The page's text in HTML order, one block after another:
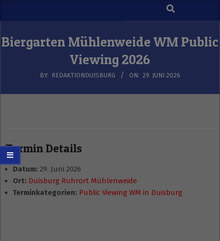
Menu
Search
Biergarten Mühlenweide WM Public
Viewing 2026
BY: REDAKTIONDUISBURG ON: 29. JUNI 2026
Termin Details
Datum: 29. Juni 2026
Ort: Duisburg Ruhrort Mühlenweide
Terminkategorien: Public Viewing WM in Duisburg